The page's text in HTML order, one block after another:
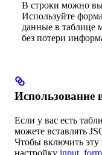
В строки можно
Используйте
данные в таблице
без потери
Использование
Если у вас есть
можете вставлять
Чтобы включить эту
настройку